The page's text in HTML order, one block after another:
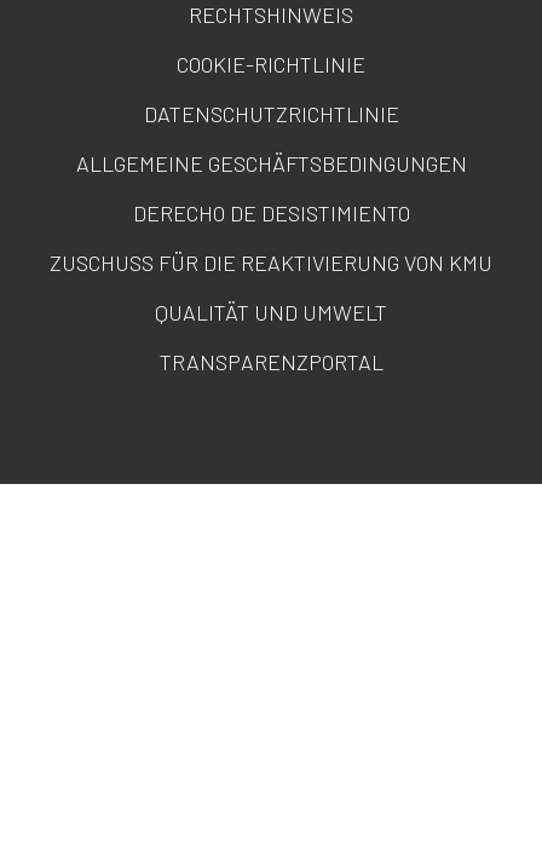
RECHTSHINWEIS
COOKIE-RICHTLINIE
DATENSCHUTZRICHTLINIE
ALLGEMEINE GESCHÄFTSBEDINGUNGEN
DERECHO DE DESISTIMIENTO
ZUSCHUSS FÜR DIE REAKTIVIERUNG VON KMU
QUALITÄT UND UMWELT
TRANSPARENZPORTAL